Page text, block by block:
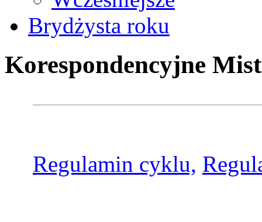
Brydżysta roku
Korespondencyjne
Regulamin cyklu,